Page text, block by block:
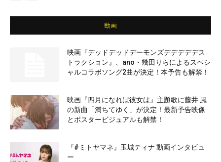
動画
映画『デッドデッドデーモンズデデデデデス
トラクション』、ano・幾田りらによるスペシ
ャルコラボソング2曲が決定！本予告も解禁！
映画『四月になれば彼女は』主題歌に藤井 風
の新曲「満ちてゆく」が決定！最新予告映像
とポスタービジュアルも解禁！
『#ミトヤマネ』玉城ティナ 動画インタビュ
ー